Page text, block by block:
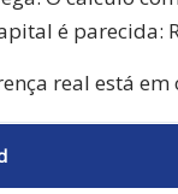
é parecida:
real está